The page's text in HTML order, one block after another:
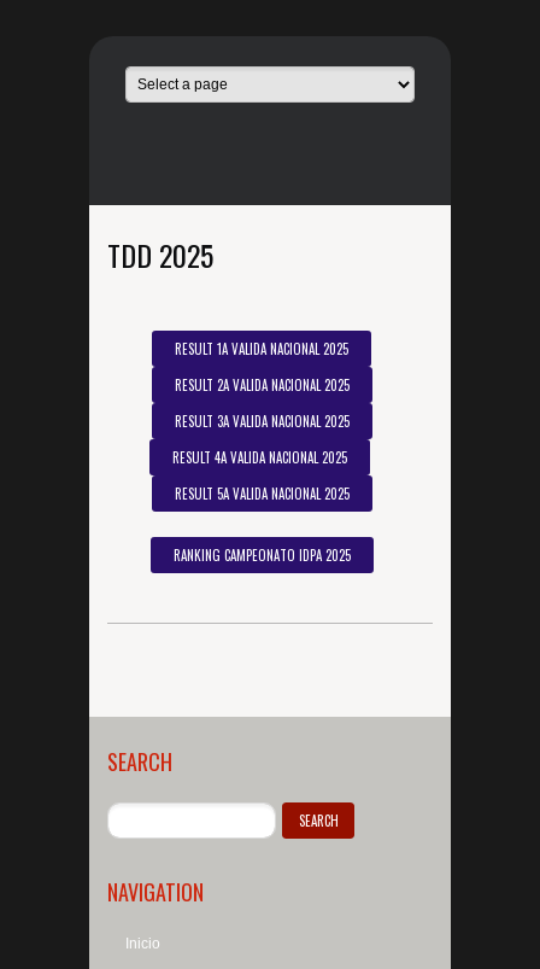
TDD 2025
RESULT 1A VALIDA NACIONAL 2025
RESULT 2A VALIDA NACIONAL 2025
RESULT 3A VALIDA NACIONAL 2025
RESULT 4A VALIDA NACIONAL 2025
RESULT 5A VALIDA NACIONAL 2025
RANKING CAMPEONATO IDPA 2025
SEARCH
NAVIGATION
Inicio